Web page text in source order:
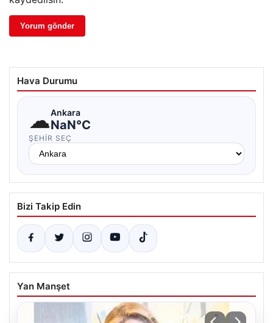
Hava Durumu
☁Ankara
NaN°C
ŞEHIR SEÇ
Bizi Takip Edin
Yan Manşet